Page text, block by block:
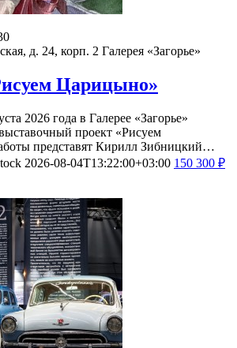
д. 24, корп. 2 Галерея «Загорье»
Царицыно»
2026 года в Галерее «Загорье»
проект «Рисуем
представят Кирилл Зибницкий…
2026-08-04T13:22:00+03:00 150 300 ₽